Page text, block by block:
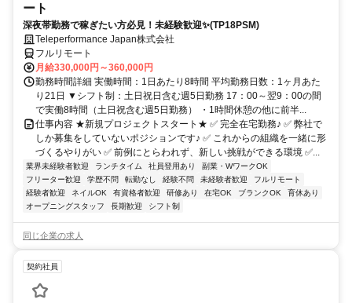
ート
深夜帯勤務で稼ぎたい方必見！未経験歓迎✨(TP18PSM)
Teleperformance Japan株式会社
フルリモート
月給330,000円～360,000円
勤務時間詳細 実働時間：1日あたり8時間 平均勤務日数：1ヶ月あた
り21日 ▼シフト制：土日祝日含む週5日勤務 17：00～翌9：00の間
で実働8時間（土日祝含む週5日勤務） ・1時間休憩の他に前半...
仕事内容 ★新規プロジェクトスタート★ ✅ 完全在宅勤務♪ ✅ 弊社で
しか募集をしていないポジションです♪ ✅ これからの組織を一緒に形
づくるやりがい ✅ 前例にとらわれず、新しい挑戦ができる環境 ✅...
業界未経験者歓迎 ランチタイム 社員登用あり
副業・WワークOK
フリーター歓迎
学歴不問 転勤なし 経験不問 未経験者歓迎
フルリモート
経験者歓迎
ネイルOK 有資格者歓迎 研修あり 在宅OK ブランクOK
育休あり
オープニングスタッフ
長期歓迎 シフト制
同じ企業の求人
契約社員